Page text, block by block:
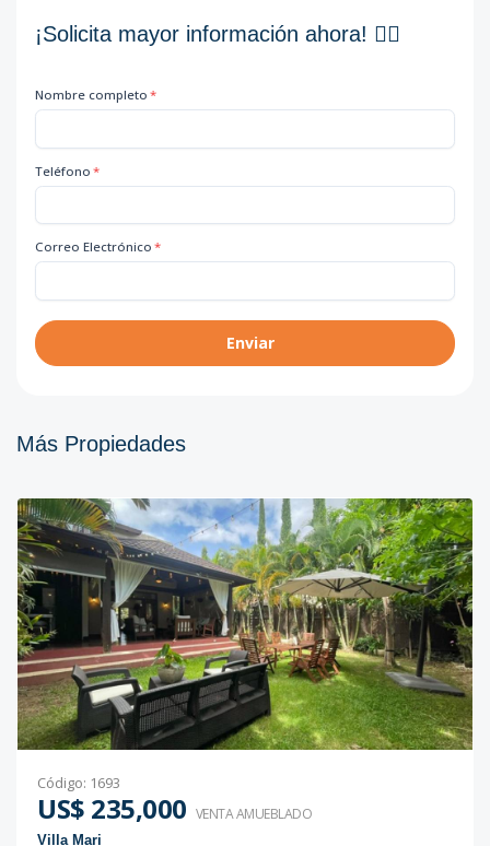
¡Solicita mayor información ahora! 👇🏽
Nombre completo *
Teléfono *
Correo Electrónico *
Enviar
Más Propiedades
Código: 1693
US$ 235,000 VENTA AMUEBLADO
Villa Mari